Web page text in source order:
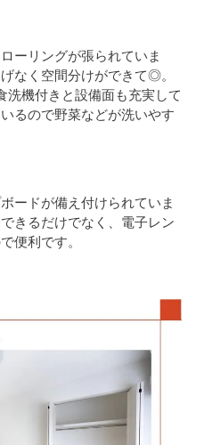
ーリングが張られていま
なく空間分けができて◎。
洗機付きと設備面も充実して
るので野菜などが洗いやす
ードが備え付けられていま
きるだけでなく、電子レン
便利です。